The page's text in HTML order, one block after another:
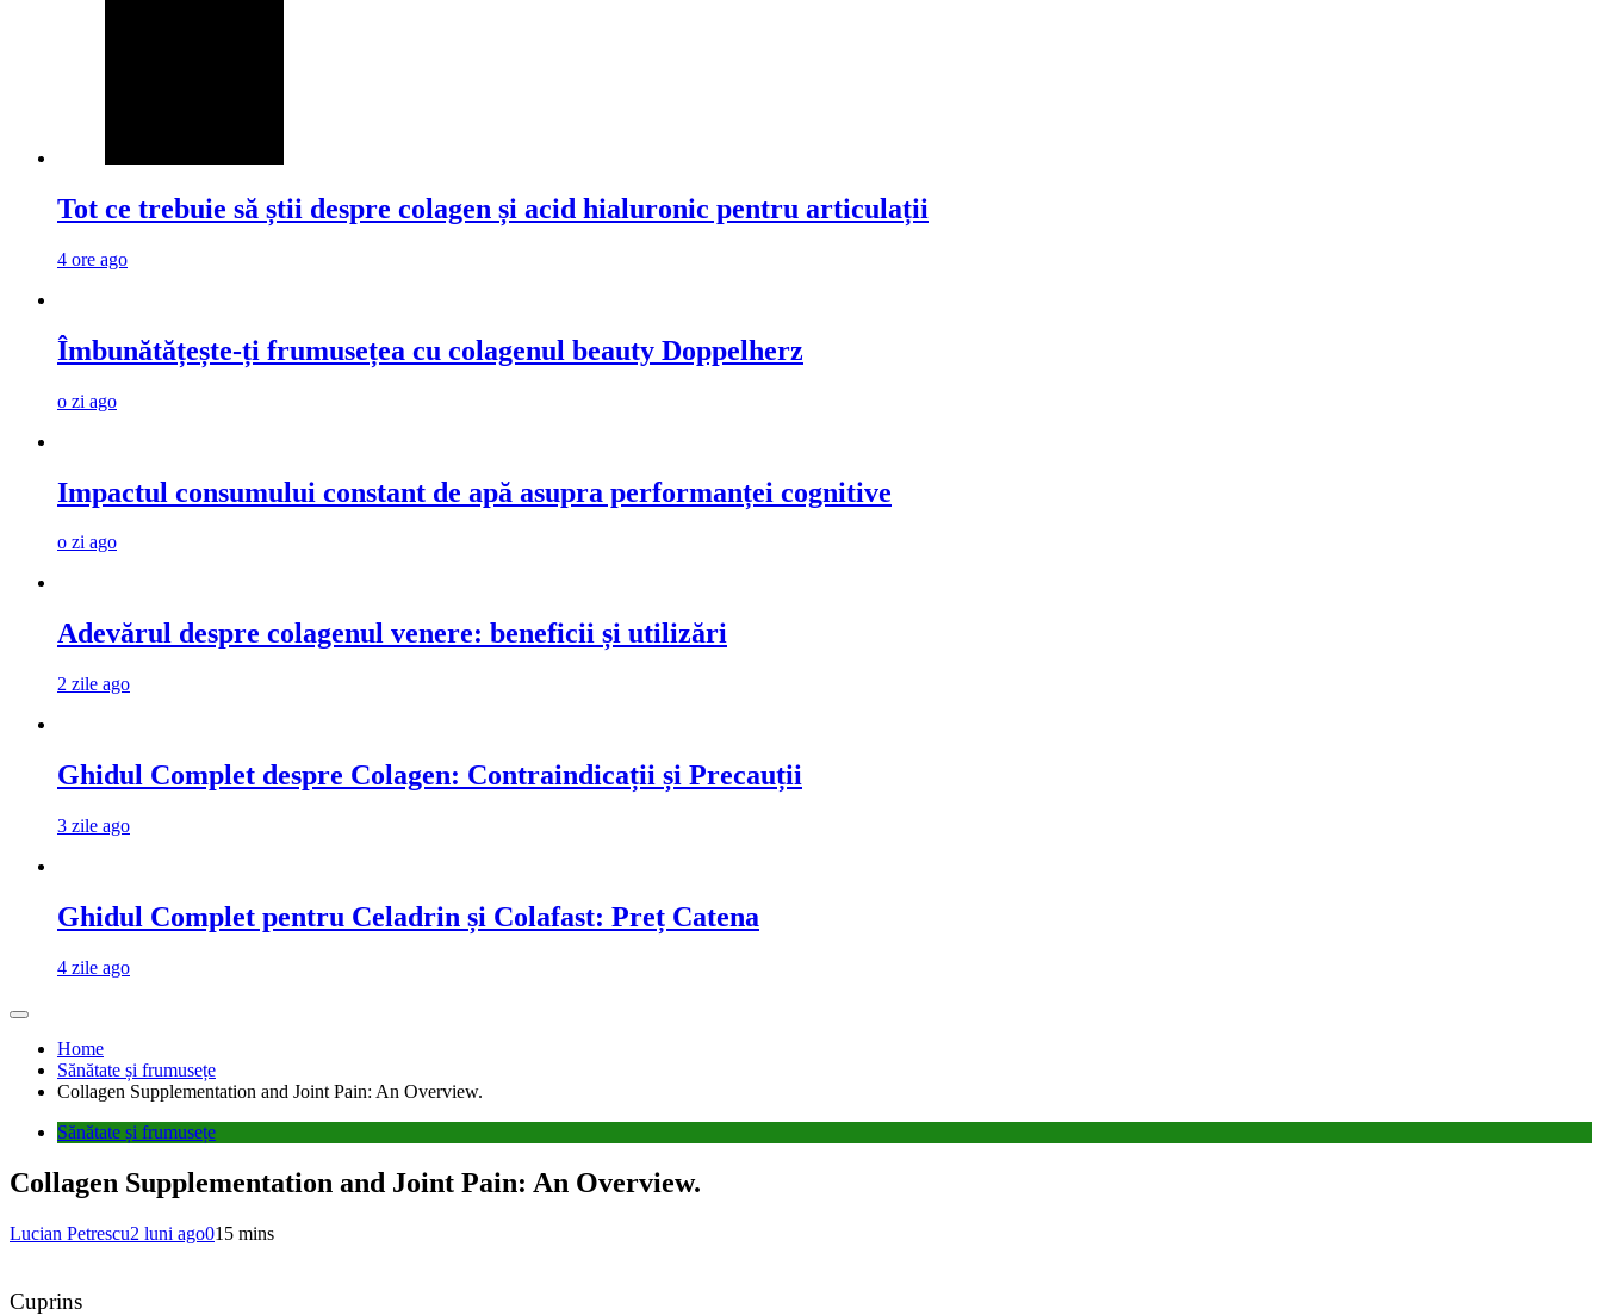
Tot ce trebuie să știi despre colagen și acid hialuronic pentru articulații
4 ore ago
Îmbunătățește-ți frumusețea cu colagenul beauty Doppelherz
o zi ago
Impactul consumului constant de apă asupra performanței cognitive
o zi ago
Adevărul despre colagenul venere: beneficii și utilizări
2 zile ago
Ghidul Complet despre Colagen: Contraindicații și Precauții
3 zile ago
Ghidul Complet pentru Celadrin și Colafast: Preț Catena
4 zile ago
Home
Sănătate și frumusețe
Collagen Supplementation and Joint Pain: An Overview.
Sănătate și frumusețe
Collagen Supplementation and Joint Pain: An Overview.
Lucian Petrescu2 luni ago015 mins
Cuprins